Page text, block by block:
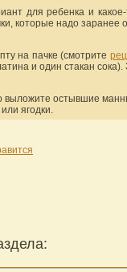
для ребенка и
которые надо заранее
на пачке (смотрите
и один стакан
выложите остывшие
ягодки.